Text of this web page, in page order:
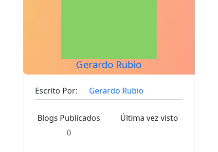
Gerardo Rubio
Escrito Por: Gerardo Rubio
Blogs Publicados
0
Última vez visto